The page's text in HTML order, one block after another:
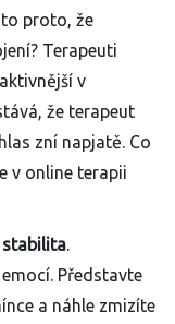
proto, že
Terapeuti
v
že terapeut
zní napjatě. Co
v online terapii
stabilita.
Představte
a náhle zmizíte